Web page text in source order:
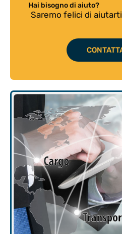
Hai bisogno di aiuto?
Saremo felici di